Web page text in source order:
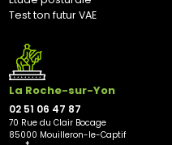
Test ton futur VAE
La Roche-sur-Yon
02 51 06 47 87
70 Rue du Clair Bocage
85000 Mouilleron-le-Captif